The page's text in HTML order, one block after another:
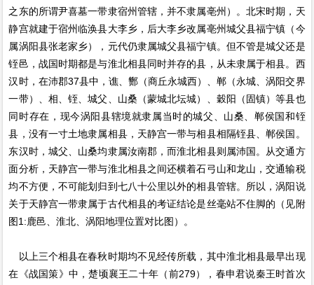
之东的所谓尹喜墓一带隶宿州管辖，并不隶属亳州）。北宋时期，天
静宫就建于宿州临涣县大李乡，后大李乡改属亳州城父县福宁镇（今
属涡阳县张老家乡），元代仍隶属城父县福宁镇。但不管是城父还是
铚邑，战国时期都是与淮北相县同时并存的县，从未隶属于相县。西
汉时，在沛郡37县中，谯、酂（商丘永城西）、郸（永城、涡阳交界
一带）、相、铚、城父、山桑（蒙城北坛城）、穀阳（固镇）等县也
同时存在，现今涡阳县辖境就隶属当时的城父、山桑、郸侯国和铚
县，没有一寸土地隶属相县，天静宫一带与相县相隔铚县、郸侯国。
东汉时，城父、山桑均隶属汝南郡，而淮北相县则属沛国。从交通方
面分析，天静宫一带与淮北相县之间还横着石弓山和龙山，交通输税
均不方便，不可能划归到七八十公里以外的相县管辖。所以，涡阳说
关于天静宫一带隶属于古代相县的考证结论是丝毫站不住脚的（见附
图1:鹿邑、淮北、涡阳地理位置对比图）。
以上三个相县在春秋时期均不见经传所载，其中淮北相县最早出现
在《战国策》中，楚顷襄王二十年（前279），春申君说秦王时首次